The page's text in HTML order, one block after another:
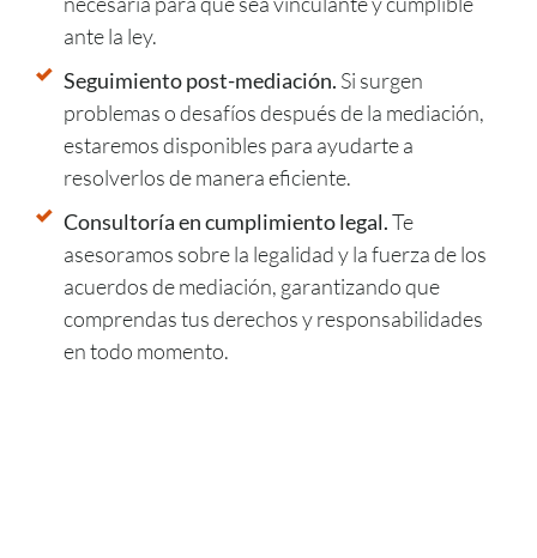
ante la ley.
Seguimiento post-mediación. Si surgen
problemas o desafíos después de la mediación,
estaremos disponibles para ayudarte a
resolverlos de manera eficiente.
Consultoría en cumplimiento legal.Te
asesoramos sobre la legalidad y la fuerza de los
acuerdos de mediación, garantizando que
comprendas tus derechos y responsabilidades
en todo momento.